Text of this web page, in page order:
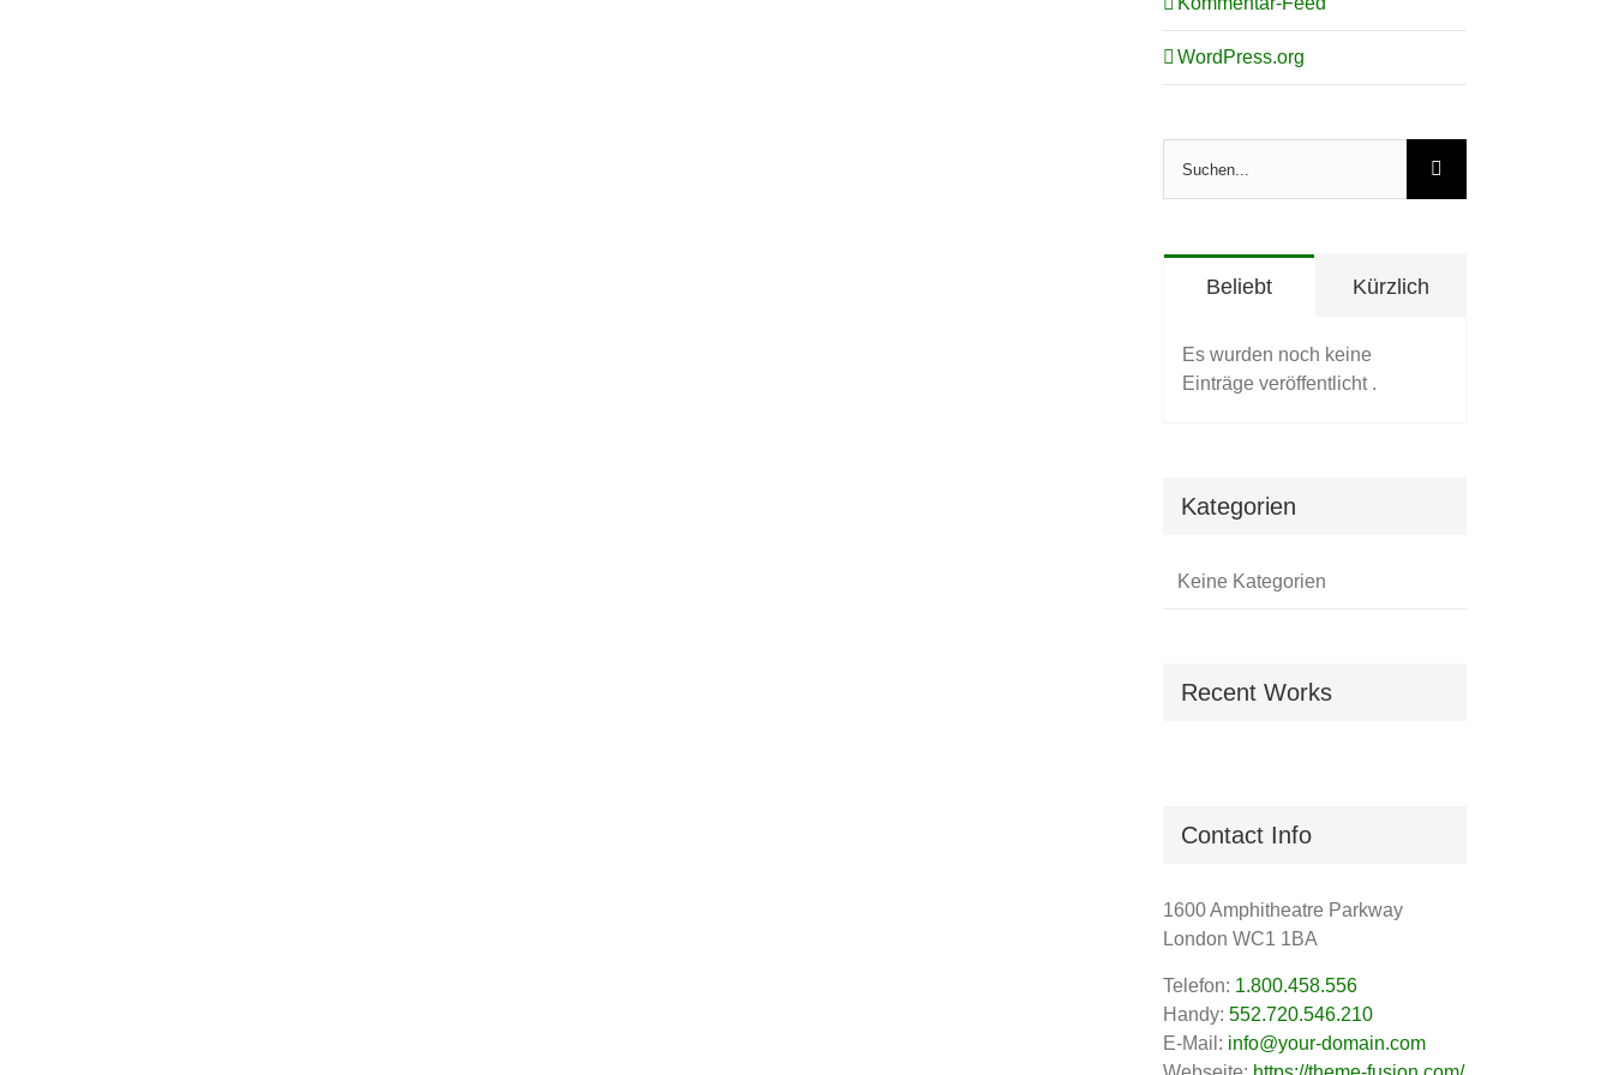
WordPress.org
nach:
Beliebt Kürzlich
Es wurden noch keine
Einträge veröffentlicht .
Kategorien
Keine Kategorien
Recent Works
Contact Info
1600 Amphitheatre Parkway
London WC1 1BA
Telefon: 1.800.458.556
Handy: 552.720.546.210
E-Mail: info@your-domain.com